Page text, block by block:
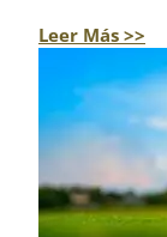
Leer Más >>